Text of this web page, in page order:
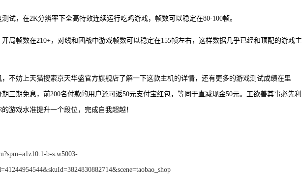
试，在2K分辨率下全高特效连续运行吃鸡游戏，帧数可以稳定在80-100帧。
局帧数在210+，对线和团战中游戏帧数可以稳定在155帧左右，这样数据几乎已经和顶配的游戏主
不妨上天猫搜索京天华盛官方旗舰店了解一下这款主机的详情，还有更多的游戏测试成绩在里
三期免息，前200名付款的用户还可返50元支付宝红包，等同于直减现金50元。工欲善其事必先利
游戏水准提升一个段位，完成自我超越！
b-s.w5003-